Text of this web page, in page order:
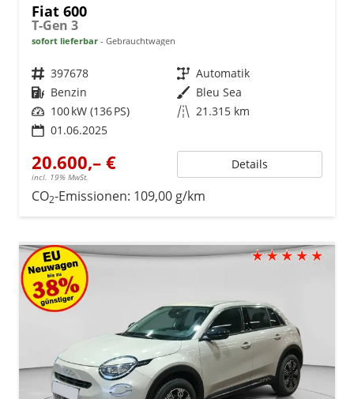
Fiat 600
T-Gen 3
sofort lieferbar Gebrauchtwagen
Fahrzeugnr. 397678 Getriebe Automatik
Kraftstoff Benzin Außenfarbe Bleu Sea
Leistung 100 kW (136 PS) Kilometerstand 21.315 km
01.06.2025
20.600,– €
incl. 19% MwSt.
Details
CO2-Emissionen: 109,00 g/km